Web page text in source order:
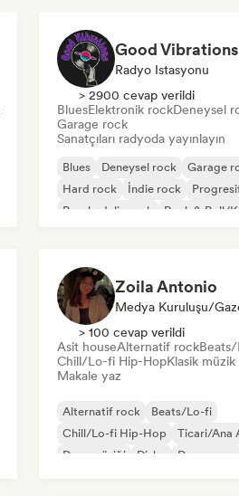
Good
Radyo Istasyonu
> 2900 cevap verildi
BluesElektronik rockDeneysel
Garage rock
Sanatçıları radyoda yayınlayın
Blues Deneysel rock
Garage
Hard rock
İndie rock
Psychedelic rock
Rock & Roll/
Zoila Antonio
Medya Kuruluşu/
> 100 cevap verildi
Asit houseAlternatif rock
Chill/Lo-fi Hip-HopKlasik müzik
Makale yaz
Alternatif rock
Beats/Lo-fi
Chill/Lo-fi Hip-Hop
Ticari/Ana
Dans müziği
Disko Dream pop